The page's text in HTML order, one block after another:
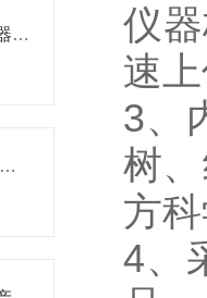
【恒美智造】液体颗粒计数器-实验室水中颗粒检测仪｜专属定制化方案解析
【恒美智造】COD氨氮总磷检测仪-多参数水质检测仪性价比与售后全解析
仪
速
3、
树
方
4、